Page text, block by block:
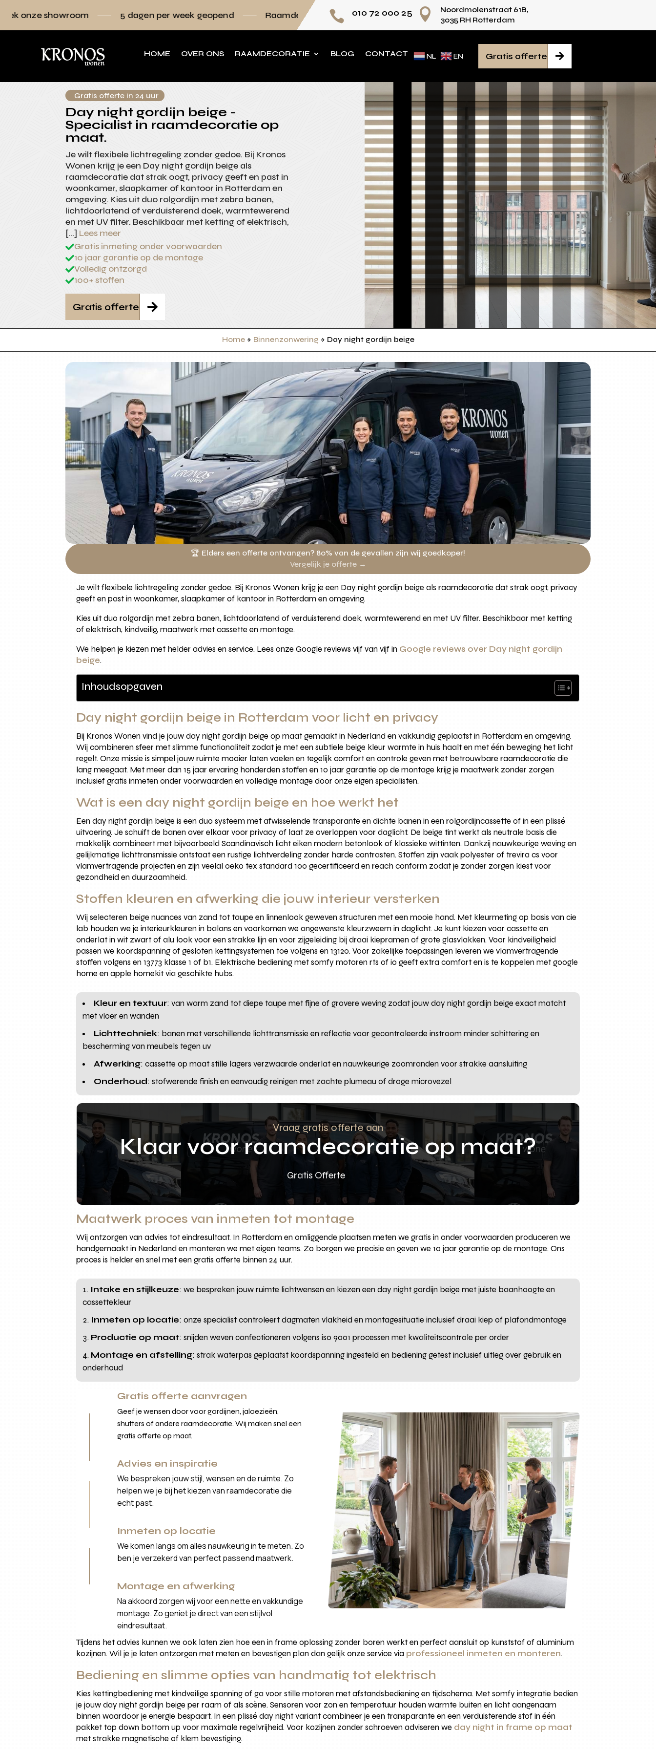
5 dagen per week geopend Raamdecoratie volledig op maat Persoonlijk advies voor iedere ruimte
 010 72 000 25 
Noordmolenstraat 61B,
3035 RH Rotterdam
HOME OVER ONS RAAMDECORATIE BLOG CONTACT NL EN 
Gratis offerte
Gratis offerte in 24 uur
Day night gordijn beige -
Specialist in raamdecoratie op
maat.
Je wilt flexibele lichtregeling zonder gedoe. Bij Kronos
Wonen krijg je een Day night gordijn beige als
raamdecoratie dat strak oogt, privacy geeft en past in
woonkamer, slaapkamer of kantoor in Rotterdam en
omgeving. Kies uit duo rolgordijn met zebra banen,
lichtdoorlatend of verduisterend doek, warmtewerend
en met UV filter. Beschikbaar met ketting of elektrisch,
[…] Lees meer
Gratis inmeting onder voorwaarden
10 jaar garantie op de montage
Volledig ontzorgd
100+ stoffen

Gratis offerte
Home » Binnenzonwering » Day night gordijn beige
🏆 Elders een offerte ontvangen? 80% van de gevallen zijn wij goedkoper!
Vergelijk je offerte →
Je wilt flexibele lichtregeling zonder gedoe. Bij Kronos Wonen krijg je een Day night gordijn beige als raamdecoratie dat strak oogt, privacy
geeft en past in woonkamer, slaapkamer of kantoor in Rotterdam en omgeving.
Kies uit duo rolgordijn met zebra banen, lichtdoorlatend of verduisterend doek, warmtewerend en met UV filter. Beschikbaar met ketting
of elektrisch, kindveilig, maatwerk met cassette en montage.
We helpen je kiezen met helder advies en service. Lees onze Google reviews vijf van vijf in Google reviews over Day night gordijn
beige.
Inhoudsopgaven
Day night gordijn beige in Rotterdam voor licht en privacy
Bij Kronos Wonen vind je jouw day night gordijn beige op maat gemaakt in Nederland en vakkundig geplaatst in Rotterdam en omgeving.
Wij combineren sfeer met slimme functionaliteit zodat je met een subtiele beige kleur warmte in huis haalt en met één beweging het licht
regelt. Onze missie is simpel jouw ruimte mooier laten voelen en tegelijk comfort en controle geven met betrouwbare raamdecoratie die
lang meegaat. Met meer dan 15 jaar ervaring honderden stoffen en 10 jaar garantie op de montage krijg je maatwerk zonder zorgen
inclusief gratis inmeten onder voorwaarden en volledige montage door onze eigen specialisten.
Wat is een day night gordijn beige en hoe werkt het
Een day night gordijn beige is een duo systeem met afwisselende transparante en dichte banen in een rolgordijncassette of in een plissé
uitvoering. Je schuift de banen over elkaar voor privacy of laat ze overlappen voor daglicht. De beige tint werkt als neutrale basis die
makkelijk combineert met bijvoorbeeld Scandinavisch licht eiken modern betonlook of klassieke wittinten. Dankzij nauwkeurige weving en
gelijkmatige lichttransmissie ontstaat een rustige lichtverdeling zonder harde contrasten. Stoffen zijn vaak polyester of trevira cs voor
vlamvertragende projecten en zijn veelal oeko tex standard 100 gecertificeerd en reach conform zodat je zonder zorgen kiest voor
gezondheid en duurzaamheid.
Stoffen kleuren en afwerking die jouw interieur versterken
Wij selecteren beige nuances van zand tot taupe en linnenlook geweven structuren met een mooie hand. Met kleurmeting op basis van cie
lab houden we je interieurkleuren in balans en voorkomen we ongewenste kleurzweem in daglicht. Je kunt kiezen voor cassette en
onderlat in wit zwart of alu look voor een strakke lijn en voor zijgeleiding bij draai kiepramen of grote glasvlakken. Voor kindveiligheid
passen we koordspanning of gesloten kettingsystemen toe volgens en 13120. Voor zakelijke toepassingen leveren we vlamvertragende
stoffen volgens en 13773 klasse 1 of b1. Elektrische bediening met somfy motoren rts of io geeft extra comfort en is te koppelen met google
home en apple homekit via geschikte hubs.
Kleur en textuur: van warm zand tot diepe taupe met fijne of grovere weving zodat jouw day night gordijn beige exact matcht
met vloer en wanden
Lichttechniek: banen met verschillende lichttransmissie en reflectie voor gecontroleerde instroom minder schittering en
bescherming van meubels tegen uv
Afwerking: cassette op maat stille lagers verzwaarde onderlat en nauwkeurige zoomranden voor strakke aansluiting
Onderhoud: stofwerende finish en eenvoudig reinigen met zachte plumeau of droge microvezel
Vraag gratis offerte aan
Klaar voor raamdecoratie op maat?
Gratis Offerte
Maatwerk proces van inmeten tot montage
Wij ontzorgen van advies tot eindresultaat. In Rotterdam en omliggende plaatsen meten we gratis in onder voorwaarden produceren we
handgemaakt in Nederland en monteren we met eigen teams. Zo borgen we precisie en geven we 10 jaar garantie op de montage. Ons
proces is helder en snel met een gratis offerte binnen 24 uur.
Intake en stijlkeuze: we bespreken jouw ruimte lichtwensen en kiezen een day night gordijn beige met juiste baanhoogte en
cassettekleur
Inmeten op locatie: onze specialist controleert dagmaten vlakheid en montagesituatie inclusief draai kiep of plafondmontage
Productie op maat: snijden weven confectioneren volgens iso 9001 processen met kwaliteitscontrole per order
Montage en afstelling: strak waterpas geplaatst koordspanning ingesteld en bediening getest inclusief uitleg over gebruik en
onderhoud
Gratis offerte aanvragen
Geef je wensen door voor gordijnen, jaloezieën,
shutters of andere raamdecoratie. Wij maken snel een
gratis offerte op maat.
Advies en inspiratie
We bespreken jouw stijl, wensen en de ruimte. Zo
helpen we je bij het kiezen van raamdecoratie die
echt past.
Inmeten op locatie
We komen langs om alles nauwkeurig in te meten. Zo
ben je verzekerd van perfect passend maatwerk.
Montage en afwerking
Na akkoord zorgen wij voor een nette en vakkundige
montage. Zo geniet je direct van een stijlvol
eindresultaat.
Tijdens het advies kunnen we ook laten zien hoe een in frame oplossing zonder boren werkt en perfect aansluit op kunststof of aluminium
kozijnen. Wil je je laten ontzorgen met meten en bevestigen plan dan gelijk onze service via professioneel inmeten en monteren.
Bediening en slimme opties van handmatig tot elektrisch
Kies kettingbediening met kindveilige spanning of ga voor stille motoren met afstandsbediening en tijdschema. Met somfy integratie bedien
je jouw day night gordijn beige per raam of als scène. Sensoren voor zon en temperatuur houden warmte buiten en licht aangenaam
binnen waardoor je energie bespaart. In een plissé day night variant combineer je een transparante en een verduisterende stof in één
pakket top down bottom up voor maximale regelvrijheid. Voor kozijnen zonder schroeven adviseren we day night in frame op maat
met strakke magnetische of klem bevestiging.